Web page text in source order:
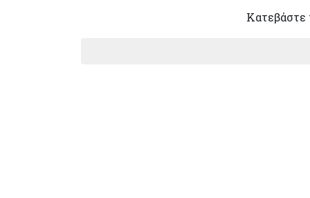
Κατεβάστε